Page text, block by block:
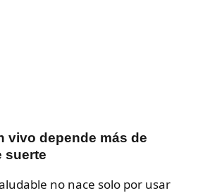
vivo depende más de
suerte
no nace solo por usar